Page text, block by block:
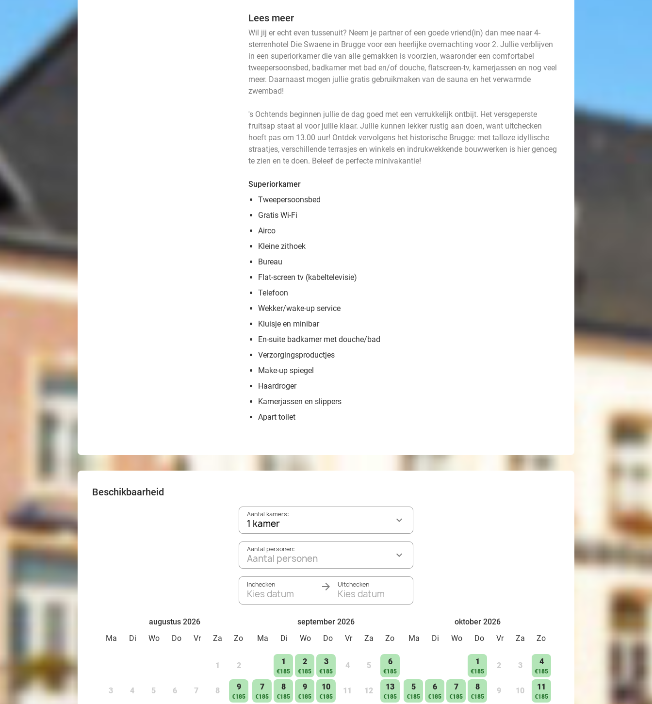
Lees meer
Wil jij er echt even tussenuit? Neem je partner of een goede vriend(in) dan mee naar 4-
sterrenhotel Die Swaene in Brugge voor een heerlijke overnachting voor 2. Jullie verblijven
in een superiorkamer die van alle gemakken is voorzien, waaronder een comfortabel
tweepersoonsbed, badkamer met bad en/of douche, flatscreen-tv, kamerjassen en nog veel
meer. Daarnaast mogen jullie gratis gebruikmaken van de sauna en het verwarmde
zwembad!
's Ochtends beginnen jullie de dag goed met een verrukkelijk ontbijt. Het versgeperste
fruitsap staat al voor jullie klaar. Jullie kunnen lekker rustig aan doen, want uitchecken
hoeft pas om 13.00 uur! Ontdek vervolgens het historische Brugge: met talloze idyllische
straatjes, verschillende terrasjes en winkels en indrukwekkende bouwwerken is hier genoeg
te zien en te doen. Beleef de perfecte minivakantie!
Superiorkamer
Tweepersoonsbed
Gratis Wi-Fi
Airco
Kleine zithoek
Bureau
Flat-screen tv (kabeltelevisie)
Telefoon
Wekker/wake-up service
Kluisje en minibar
En-suite badkamer met douche/bad
Verzorgingsproductjes
Make-up spiegel
Haardroger
Kamerjassen en slippers
Apart toilet
Beschikbaarheid
Aantal kamers:
1 kamer
Aantal personen:
Aantal personen
Inchecken
Kies datum
Uitchecken
Kies datum
augustus 2026
Ma
Di Wo Do Vr Za Zo
1 2
3 4 5 6 7 8 9
€185
september 2026
Ma
Di Wo Do Vr Za Zo
1
€185
2
€185
3
€185
4 5 6
€185
7
€185
8
€185
9
€185
10
€185
11 12 13
€185
oktober 2026
Ma
Di Wo Do Vr Za Zo
1
€185
2 3 4
€185
5
€185
6
€185
7
€185
8
€185
9 10 11
€185